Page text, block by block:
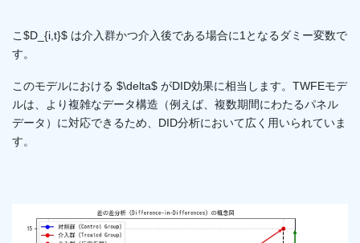
こ$D_{i,t}$ は介入群かつ介入後である場合に1となるダミー変数で
す。
このモデルにおける $\delta$ がDID効果に相当します。TWFEモデ
ルは、より複雑なデータ構造（例えば、複数期間にわたるパネル
データ）に対応できるため、DID分析において広く用いられていま
す。